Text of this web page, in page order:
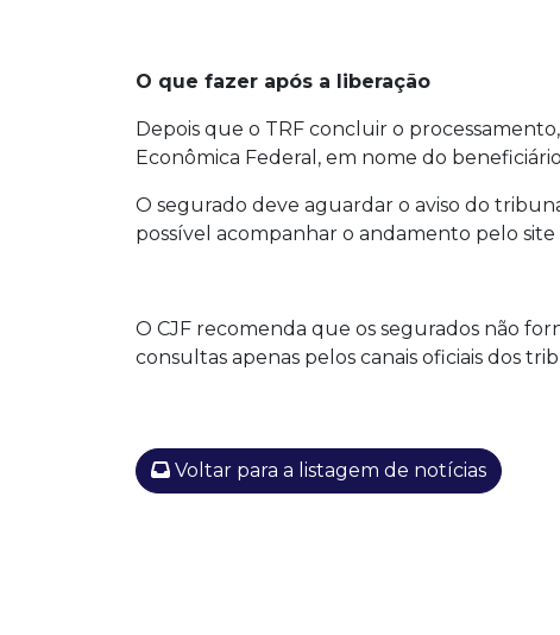
O que fazer após a liberação
Depois que o TRF concluir o
Econômica Federal, em nome do
O segurado deve aguardar o aviso do
possível acompanhar o andamento pelo
O CJF recomenda que os segurados não
consultas apenas pelos canais oficiais dos
Voltar para a listagem de notícias